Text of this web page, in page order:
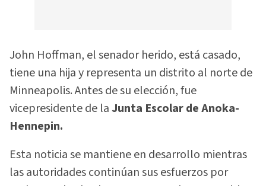
John Hoffman, el senador herido, está casado,
tiene una hija y representa un distrito al norte de
Minneapolis. Antes de su elección, fue
vicepresidente de laJunta Escolar de Anoka-
Hennepin.
Esta noticia se mantiene en desarrollo mientras
las autoridades continúan sus esfuerzos por